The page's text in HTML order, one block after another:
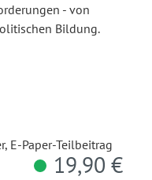
- von
Bildung.
E-Paper-Teilbeitrag
19,90 €